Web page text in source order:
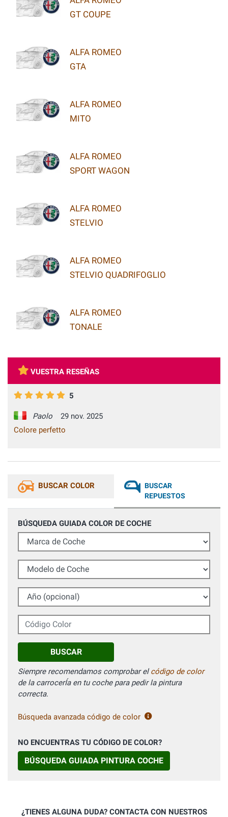
GT COUPE
ALFA ROMEO
GTA
ALFA ROMEO
MITO
ALFA ROMEO
SPORT WAGON
ALFA ROMEO
STELVIO
ALFA ROMEO
STELVIO QUADRIFOGLIO
ALFA ROMEO
TONALE
VUESTRA RESEÑAS
5
Paolo
29 nov. 2025
Colore perfetto
BUSCAR COLOR
BUSCAR
REPUESTOS
BÚSQUEDA GUIADA COLOR DE COCHE
Marca de Coche
Modelo de Coche
Año (opcional)
Código Color
BUSCAR
Siempre recomendamos comprobar elcódigo de color
de la carrocerÍa en tu coche para pedir la pintura
correcta.
Búsqueda avanzada código de color
NO ENCUENTRAS TU CÓDIGO DE COLOR?
BÚSQUEDA GUIADA PINTURA COCHE
¿TIENES ALGUNA DUDA? CONTACTA CON NUESTROS